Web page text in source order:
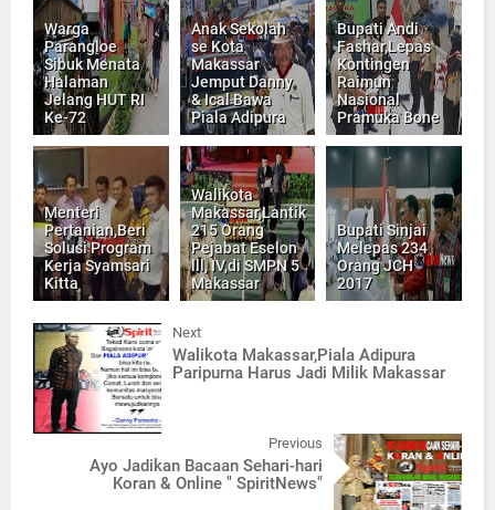
Warga
Parangloe
Sibuk Menata
Halaman
Jelang HUT RI
Ke-72
Anak Sekolah
se Kota
Makassar
Jemput Danny
& Ical Bawa
Piala Adipura
Bupati Andi
Fashar,Lepas
Kontingen
Raimun
Nasional
Pramuka Bone
Menteri
Pertanian,Beri
Solusi Program
Kerja Syamsari
Kitta
Walikota
Makassar,Lantik
215 Orang
Pejabat Eselon
lll, IV,di SMPN 5
Makassar
Bupati Sinjai
Melepas 234
Orang JCH
2017
Next
Walikota Makassar,Piala Adipura
Paripurna Harus Jadi Milik Makassar
Previous
Ayo Jadikan Bacaan Sehari-hari
Koran & Online " SpiritNews"